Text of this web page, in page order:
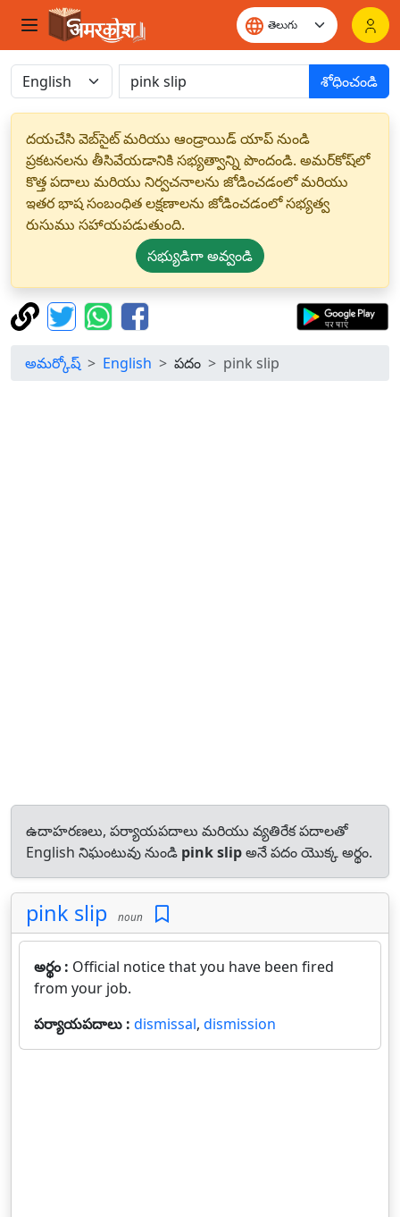
శోధించండి
దయచేసి వెబ్‌సైట్ మరియు ఆండ్రాయిడ్ యాప్ నుండి
ప్రకటనలను తీసివేయడానికి సభ్యత్వాన్ని పొందండి. అమర్‌కోష్‌లో
కొత్త పదాలు మరియు నిర్వచనాలను జోడించడంలో మరియు
ఇతర భాష సంబంధిత లక్షణాలను జోడించడంలో సభ్యత్వ
రుసుము సహాయపడుతుంది.
సభ్యుడిగా అవ్వండి
అమర్కోష్ English పదం pink slip
ఉదాహరణలు, పర్యాయపదాలు మరియు వ్యతిరేక పదాలతో
English నిఘంటువు నుండి pink slipఅనే పదం యొక్క అర్థం.
pink slip noun
అర్థం : Official notice that you have been fired
from your job.
పర్యాయపదాలు : dismissal, dismission